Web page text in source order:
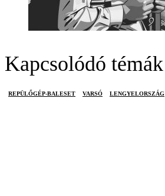
Kapcsolódó témák
REPÜLŐGÉP-BALESET VARSÓ LENGYELORSZÁG